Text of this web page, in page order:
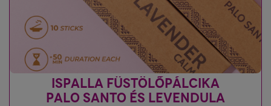
ISPALLA FÜSTÖLŐPÁLCIKA
PALO SANTO ÉS LEVENDULA